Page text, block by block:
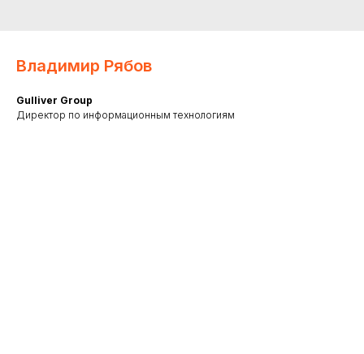
Владимир Рябов
Gulliver Group
Директор по информационным технологиям